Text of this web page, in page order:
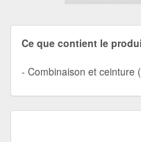
Ce que contient le
Combinaison et ceinture